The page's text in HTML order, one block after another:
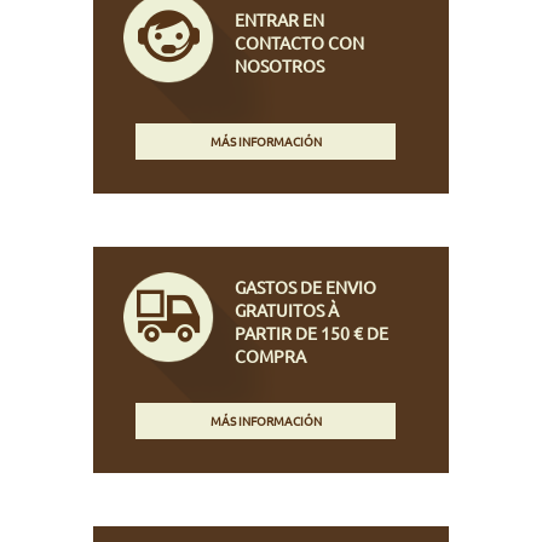
ENTRAR EN
CONTACTO CON
NOSOTROS
MÁS INFORMACIÓN
GASTOS DE ENVIO
GRATUITOS À
PARTIR DE 150 € DE
COMPRA
MÁS INFORMACIÓN